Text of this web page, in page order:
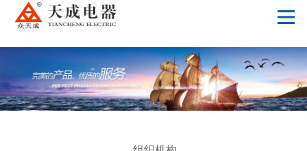
华体会_平台华体会(中国)一站式服务平台